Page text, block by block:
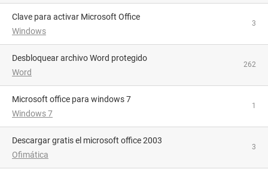
Clave para activar Microsoft Office
Windows
3
Desbloquear archivo Word protegido
Word
262
microsoft office para windows 7
Windows 7
1
descargar gratis el microsoft office 2003
Ofimática
3